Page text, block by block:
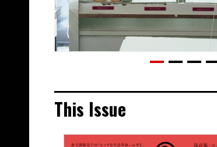
This Issue